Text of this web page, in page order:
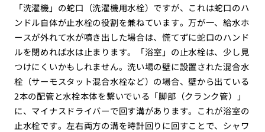
「洗濯機」の蛇口（洗濯機用水栓）ですが、これは蛇口のハ
ンドル自体が止水栓の役割を兼ねています。万が一、給水ホ
ースが外れて水が噴き出した場合は、慌てずに蛇口のハンド
ルを閉めれば水は止まります。「浴室」の止水栓は、少し見
つけにくいかもしれません。洗い場の壁に設置された混合水
栓（サーモスタット混合水栓など）の場合、壁から出ている
2本の配管と水栓本体を繋いでいる「脚部（クランク管）」
に、マイナスドライバーで回す溝があります。これが浴室の
止水栓です。左右両方の溝を時計回りに回すことで、シャワ